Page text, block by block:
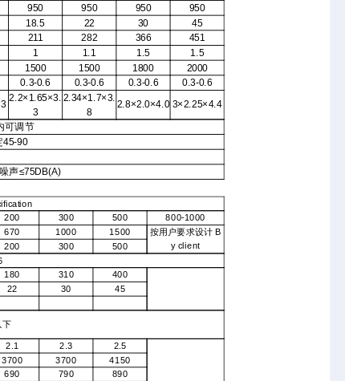
950 950 950
950
18.5 22 30
45
211 282 366
451
1 1.1 1.5
1.5
1500 1500 1800
2000
0.3-0.6 0.3-0.6 0.3-0.6
0.3-0.6
2.2×1.65×3.
3
2.34×1.7×3.
8
2.8×2.0×4.0 3×2.25×4.4
可调节
45-90
声≤75DB(A)
200 300 500
800-1000
670 1000 1500 按用户要求设计 B
y client
200 300
500
180 310
400
22 30 45
下
2.1 2.3
2.5
3700 3700
4150
690 790
890